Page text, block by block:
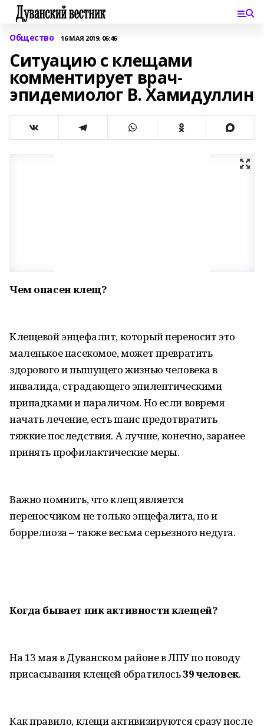
Общество 16 МАЯ 2019, 06:46
Ситуацию с клещами
комментирует врач-
эпидемиолог В. Хамидуллин
Чем опасен клещ?
Клещевой энцефалит, который переносит это
маленькое насекомое, может превратить
здорового и пышущего жизнью человека в
инвалида, страдающего эпилептическими
припадками и параличом. Но если вовремя
начать лечение, есть шанс предотвратить
тяжкие последствия. А лучше, конечно, заранее
принять профилактические меры.
Важно помнить, что клещ является
переносчиком не только энцефалита, но и
боррелиоза – также весьма серьезного недуга.
Когда бывает пик активности клещей?
На 13 мая в Дуванском районе в ЛПУ по поводу
присасывания клещей обратилось39 человек.
Как правило, клещи активизируются сразу после